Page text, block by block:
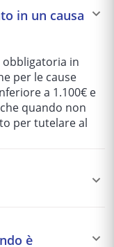
in un causa
obbligatoria in
per le cause
a 1.100€ e
quando non
per tutelare al
articolate. Per
è